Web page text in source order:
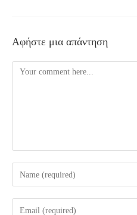
Αφήστε μια απάντηση
Comment
Enter
your
name
Enter